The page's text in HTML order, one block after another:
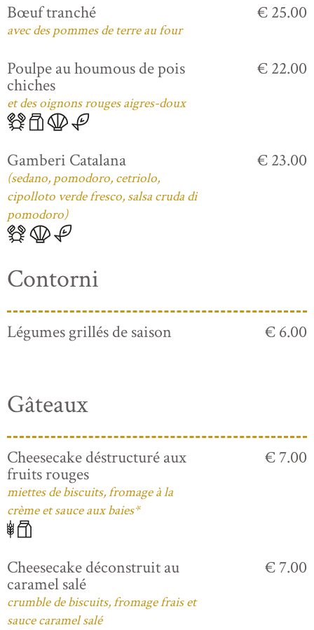
Bœuf tranché
avec des pommes de terre au four
€ 25.00
Poulpe au houmous de pois
chiches
et des oignons rouges aigres-doux
€ 22.00
Gamberi Catalana
(sedano, pomodoro, cetriolo,
cipolloto verde fresco, salsa cruda di
pomodoro)
€ 23.00
Contorni
Légumes grillés de saison € 6.00
Gâteaux
Cheesecake déstructuré aux
fruits rouges
miettes de biscuits, fromage à la
crème et sauce aux baies*
€ 7.00
Cheesecake déconstruit au
caramel salé
crumble de biscuits, fromage frais et
sauce caramel salé
€ 7.00